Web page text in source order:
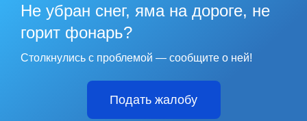
Не убран снег, яма на дороге, не
горит фонарь?
Столкнулись с проблемой — сообщите о ней!
Подать жалобу